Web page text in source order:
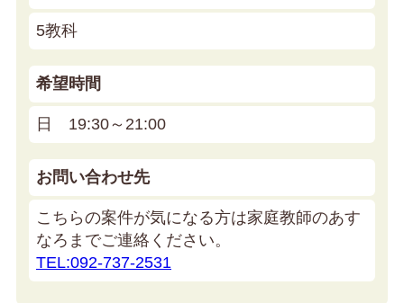
5教科
希望時間
日 19:30～21:00
お問い合わせ先
こちらの案件が気になる方は家庭教師のあす
なろまでご連絡ください。
TEL:092-737-2531